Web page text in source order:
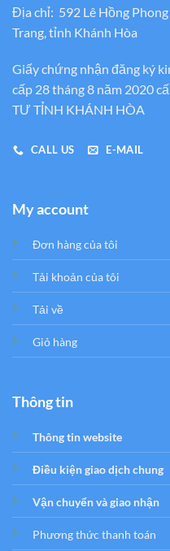
Địa chỉ: 592 Lê Hồng
Trang, tỉnh Khánh Hòa
Giấy chứng nhận đăng ký
cấp 28 tháng 8 năm 2020
TƯ TỈNH KHÁNH HÒA
CALL US E-MAIL
My account
Đơn hàng của tôi
Tải khoản của tôi
Tải về
Giỏ hàng
Thông tin
Thông tin website
Điều kiện giao dịch chung
Vận chuyển và giao nhận
Phương thức thanh toán